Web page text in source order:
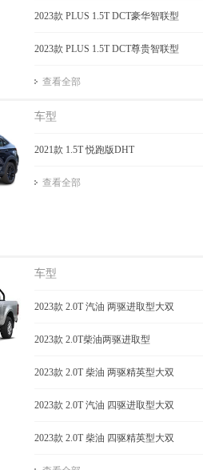
2023款 PLUS 1.5T DCT豪华智联型
2023款 PLUS 1.5T DCT尊贵智联型
查看全部
车型
2021款 1.5T 悦跑版DHT
查看全部
车型
2023款 2.0T 汽油 两驱进取型大双
2023款 2.0T柴油两驱进取型
2023款 2.0T 柴油 两驱精英型大双
2023款 2.0T 汽油 四驱进取型大双
2023款 2.0T 柴油 四驱精英型大双